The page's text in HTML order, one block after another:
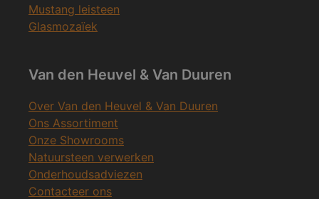
Mustang leisteen
Glasmozaïek
Van den Heuvel & Van Duuren
Over Van den Heuvel & Van Duuren
Ons Assortiment
Onze Showrooms
Natuursteen verwerken
Onderhoudsadviezen
Contacteer ons